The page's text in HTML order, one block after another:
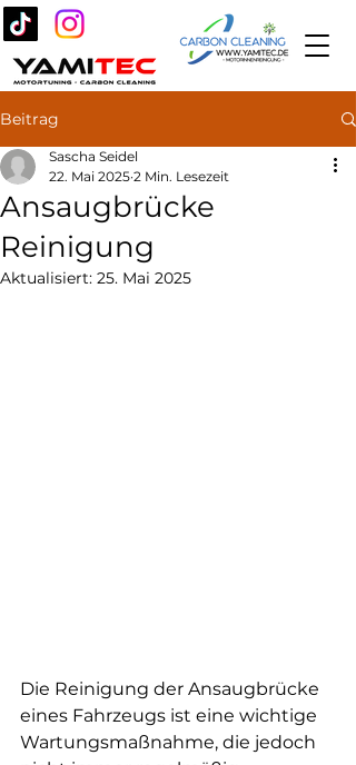
Beitrag
Ansaugbrücke
Reinigung
Sascha Seidel
22. Mai 2025 2 Min. Lesezeit
Aktualisiert: 25. Mai 2025
Die Reinigung der Ansaugbrücke
eines Fahrzeugs ist eine wichtige
Wartungsmaßnahme, die jedoch